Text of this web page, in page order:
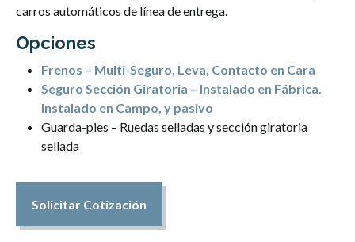
carros automáticos de línea de entrega.
Opciones
Frenos – Multi-Seguro, Leva, Contacto en Cara
Seguro Sección Giratoria – Instalado en Fábrica.
Instalado en Campo, y pasivo
Guarda-pies – Ruedas selladas y sección giratoria
sellada
Solicitar Cotización